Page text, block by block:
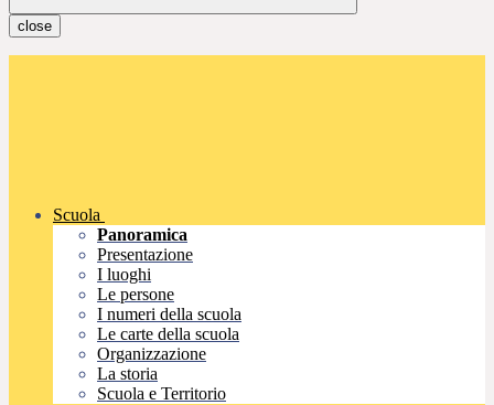
close
Scuola
Panoramica
Presentazione
I luoghi
Le persone
I numeri della scuola
Le carte della scuola
Organizzazione
La storia
Scuola e Territorio